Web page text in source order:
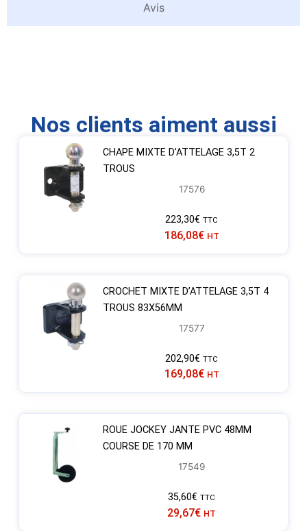
Avis
Nos clients aiment aussi
CHAPE MIXTE D’ATTELAGE 3,5T 2
TROUS
17576
223,30€ TTC
186,08€ HT
CROCHET MIXTE D’ATTELAGE 3,5T 4
TROUS 83X56MM
17577
202,90€ TTC
169,08€ HT
ROUE JOCKEY JANTE PVC 48MM
COURSE DE 170 MM
17549
35,60€ TTC
29,67€ HT